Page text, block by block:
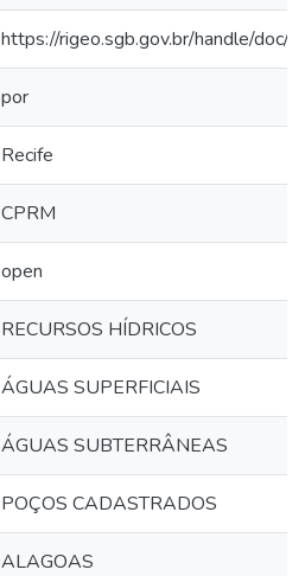
https://rigeo.sgb.gov.br/handle/doc/
por
Recife
CPRM
open
RECURSOS HÍDRICOS
ÁGUAS SUPERFICIAIS
ÁGUAS SUBTERRÂNEAS
POÇOS CADASTRADOS
ALAGOAS